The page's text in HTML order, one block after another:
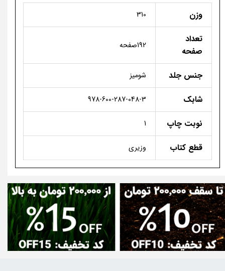
وزن
310
تعداد
صفحه
192صفحه
جنس جلد شومیز
شابک 978-600-287-048-3
نوبت چاپ 1
قطع کتاب وزیری